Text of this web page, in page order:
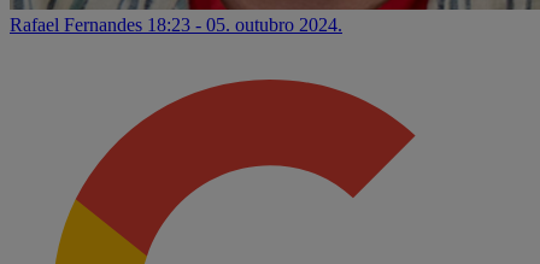
Rafael Fernandes 18:23 - 05. outubro 2024.